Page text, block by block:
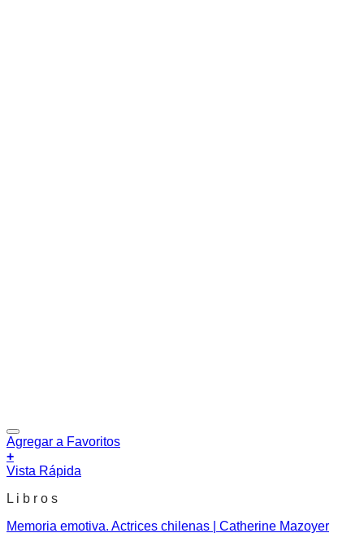
Agregar a Favoritos
+
Vista Rápida
L i b r o s
Memoria emotiva. Actrices chilenas | Catherine Mazoyer